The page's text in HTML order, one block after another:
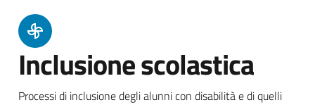
Inclusione scolastica
Processi di inclusione degli alunni con disabilità e di quelli